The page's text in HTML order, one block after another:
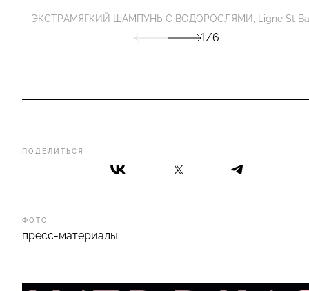
ПОДЕЛИТЬСЯ
ФОТО
пресс-материалы
ЭКСТРАМЯГКИЙ ШАМПУНЬ С ВОДОРОСЛЯМИ, Ligne St
1/6